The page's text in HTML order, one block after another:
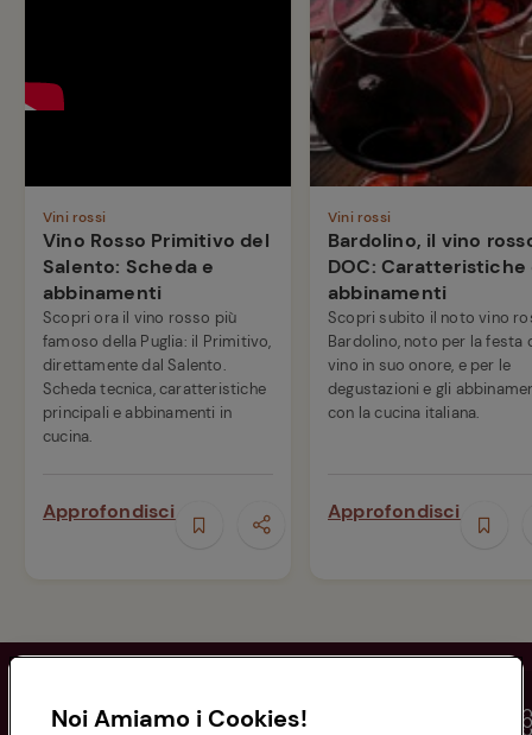
Vini rossi
Vino Rosso Primitivo del
Salento: Scheda e
abbinamenti
Scopri ora il vino rosso più
famoso della Puglia: il Primitivo,
direttamente dal Salento.
Scheda tecnica, caratteristiche
principali e abbinamenti in
cucina.
Approfondisci
Vini rossi
Bardolino, il vino
DOC: Caratteristiche
abbinamenti
Scopri subito il noto vino
Bardolino, noto per la festa
vino in suo onore, e per le
degustazioni e gli
con la cucina italiana.
Approfondisci
Noi Amiamo i Cookies!